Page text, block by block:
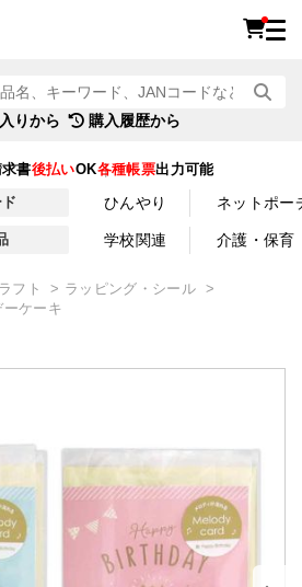
りから 購入履歴から
書後払いOK各種帳票出力可能
ひんやり ネットポー
学校関連 介護・保育
フト
ラッピング・シール
ーケーキ